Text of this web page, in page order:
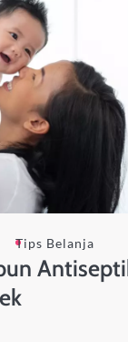
Tips Belanja